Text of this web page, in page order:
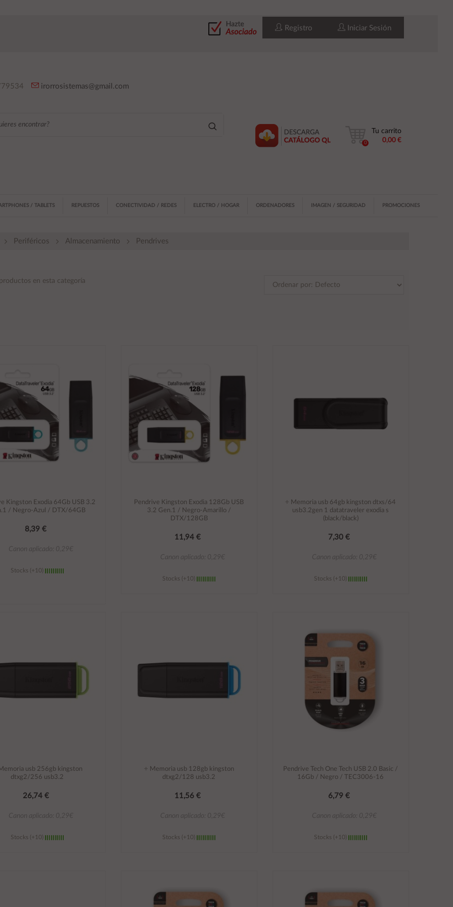
Registro Iniciar Sesión
irorrosistemas@gmail.com
Tu carrito
0,00 €
0
/ TABLETS REPUESTOS CONECTIVIDAD / REDES ELECTRO / HOGAR ORDENADORES IMAGEN / SEGURIDAD PROMOCIONES
Periféricos Almacenamiento Pendrives
en esta categoría
Kingston Exodia 64Gb USB 3.2
/ Negro-Azul / DTX/64GB
8,39 €
Canon aplicado: 0,29€
Stocks (+10)
Pendrive Kingston Exodia 128Gb USB
3.2 Gen.1 / Negro-Amarillo /
DTX/128GB
11,94 €
Canon aplicado: 0,29€
Stocks (+10)
÷ Memoria usb 64gb kingston dtxs/64
usb3.2gen 1 datatraveler exodia s
(black/black)
7,30 €
Canon aplicado: 0,29€
Stocks (+10)
usb 256gb kingston
dtxg2/256 usb3.2
26,74 €
Canon aplicado: 0,29€
Stocks (+10)
÷ Memoria usb 128gb kingston
dtxg2/128 usb3.2
11,56 €
Canon aplicado: 0,29€
Stocks (+10)
Pendrive Tech One Tech USB 2.0 Basic /
16Gb / Negro / TEC3006-16
6,79 €
Canon aplicado: 0,29€
Stocks (+10)